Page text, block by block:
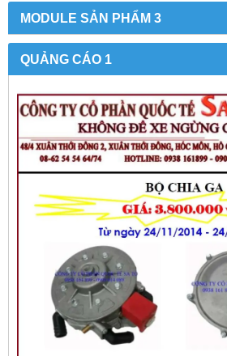
MODULE SẢN PHẨM 3
QUẢNG CÁO 1